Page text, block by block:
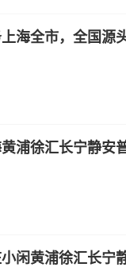
海全市，全国源
浦徐汇长宁静安
闲黄浦徐汇长宁